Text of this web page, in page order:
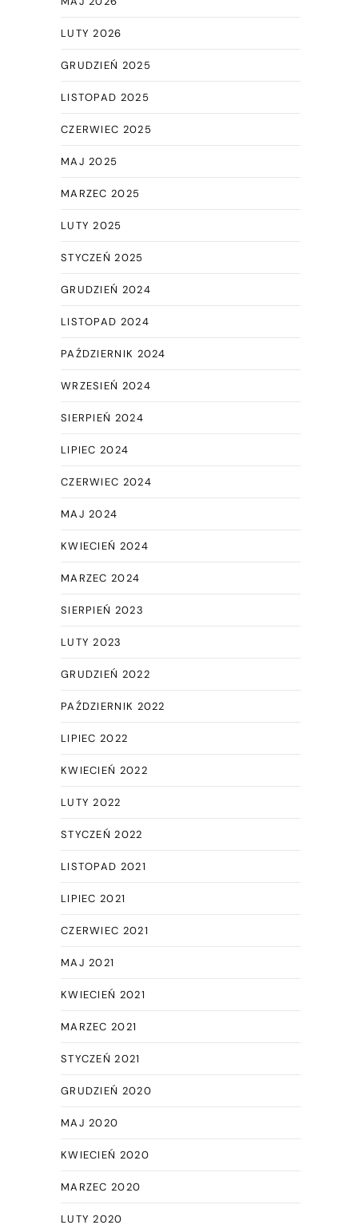
LUTY 2026
GRUDZIEŃ 2025
LISTOPAD 2025
CZERWIEC 2025
MAJ 2025
MARZEC 2025
LUTY 2025
STYCZEŃ 2025
GRUDZIEŃ 2024
LISTOPAD 2024
PAŹDZIERNIK 2024
WRZESIEŃ 2024
SIERPIEŃ 2024
LIPIEC 2024
CZERWIEC 2024
MAJ 2024
KWIECIEŃ 2024
MARZEC 2024
SIERPIEŃ 2023
LUTY 2023
GRUDZIEŃ 2022
PAŹDZIERNIK 2022
LIPIEC 2022
KWIECIEŃ 2022
LUTY 2022
STYCZEŃ 2022
LISTOPAD 2021
LIPIEC 2021
CZERWIEC 2021
MAJ 2021
KWIECIEŃ 2021
MARZEC 2021
STYCZEŃ 2021
GRUDZIEŃ 2020
MAJ 2020
KWIECIEŃ 2020
MARZEC 2020
LUTY 2020